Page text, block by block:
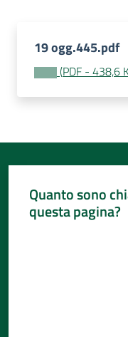
19 ogg.445.pdf
(PDF - 438,6
Quanto sono
questa pagina?